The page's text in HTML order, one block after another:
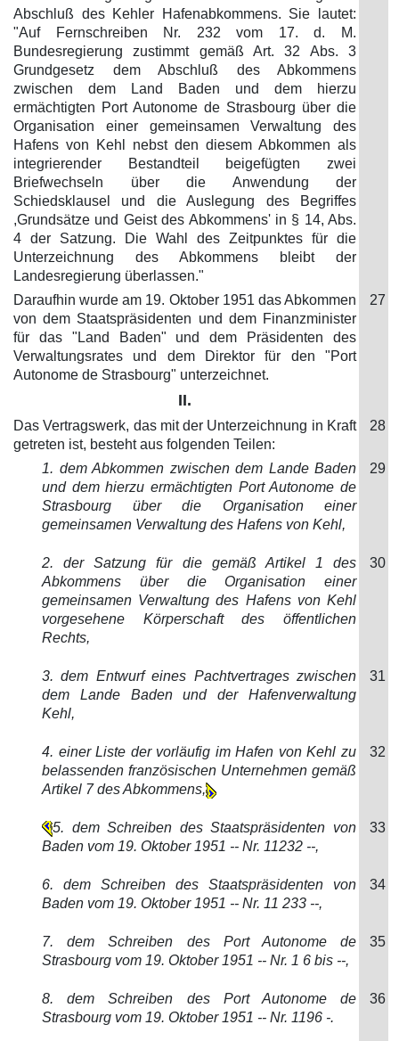
Abschluß des Kehler Hafenabkommens. Sie lautet:
"Auf Fernschreiben Nr. 232 vom 17. d. M.
Bundesregierung zustimmt gemäß Art. 32 Abs. 3
Grundgesetz dem Abschluß des Abkommens
zwischen dem Land Baden und dem hierzu
ermächtigten Port Autonome de Strasbourg über die
Organisation einer gemeinsamen Verwaltung des
Hafens von Kehl nebst den diesem Abkommen als
integrierender Bestandteil beigefügten zwei
Briefwechseln über die Anwendung der
Schiedsklausel und die Auslegung des Begriffes
,Grundsätze und Geist des Abkommens' in § 14, Abs.
4 der Satzung. Die Wahl des Zeitpunktes für die
Unterzeichnung des Abkommens bleibt der
Landesregierung überlassen."
Daraufhin wurde am 19. Oktober 1951 das Abkommen
von dem Staatspräsidenten und dem Finanzminister
für das "Land Baden" und dem Präsidenten des
Verwaltungsrates und dem Direktor für den "Port
Autonome de Strasbourg" unterzeichnet.
27
II.
Das Vertragswerk, das mit der Unterzeichnung in Kraft
getreten ist, besteht aus folgenden Teilen:
28
1. dem Abkommen zwischen dem Lande Baden
und dem hierzu ermächtigten Port Autonome de
Strasbourg über die Organisation einer
gemeinsamen Verwaltung des Hafens von Kehl,
29
2. der Satzung für die gemäß Artikel 1 des
Abkommens über die Organisation einer
gemeinsamen Verwaltung des Hafens von Kehl
vorgesehene Körperschaft des öffentlichen
Rechts,
30
3. dem Entwurf eines Pachtvertrages zwischen
dem Lande Baden und der Hafenverwaltung
Kehl,
31
4. einer Liste der vorläufig im Hafen von Kehl zu
belassenden französischen Unternehmen gemäß
Artikel 7 des Abkommens,
32
5. dem Schreiben des Staatspräsidenten von
Baden vom 19. Oktober 1951 -- Nr. 11232 --,
33
6. dem Schreiben des Staatspräsidenten von
Baden vom 19. Oktober 1951 -- Nr. 11 233 --,
34
7. dem Schreiben des Port Autonome de
Strasbourg vom 19. Oktober 1951 -- Nr. 1 6 bis --,
35
8. dem Schreiben des Port Autonome de
Strasbourg vom 19. Oktober 1951 -- Nr. 1196 -.
36